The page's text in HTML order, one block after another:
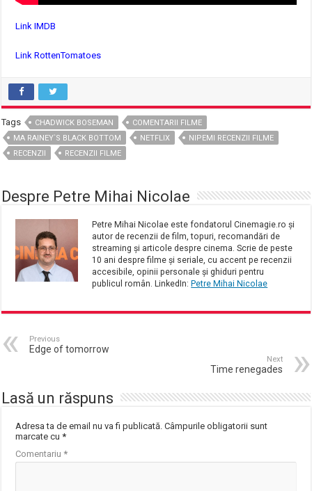
Link IMDB
Link RottenTomatoes
Tags CHADWICK BOSEMAN
COMENTARII FILME
MA RAINEY`S BLACK BOTTOM
NETFLIX
NIPEMI RECENZII FILME
RECENZII
RECENZII FILME
Despre Petre Mihai Nicolae
Petre Mihai Nicolae este fondatorul Cinemagie.ro și
autor de recenzii de film, topuri, recomandări de
streaming și articole despre cinema. Scrie de peste
10 ani despre filme și seriale, cu accent pe recenzii
accesibile, opinii personale și ghiduri pentru
publicul român. LinkedIn: Petre Mihai Nicolae
Previous
Edge of tomorrow
Next
Time renegades
Lasă un răspuns
Adresa ta de email nu va fi publicată. Câmpurile obligatorii sunt
marcate cu*
Comentariu*